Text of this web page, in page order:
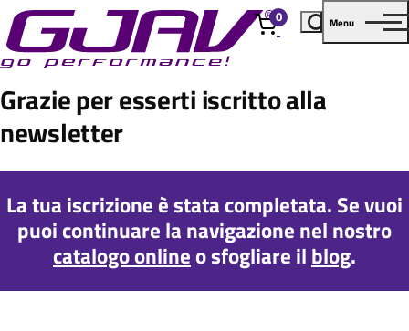
0
elementi
Menu
Grazie per esserti iscritto alla
newsletter
La tua iscrizione è stata completata. Se vuoi
puoi continuare la navigazione nel nostro
catalogo onlineo sfogliare il blog.